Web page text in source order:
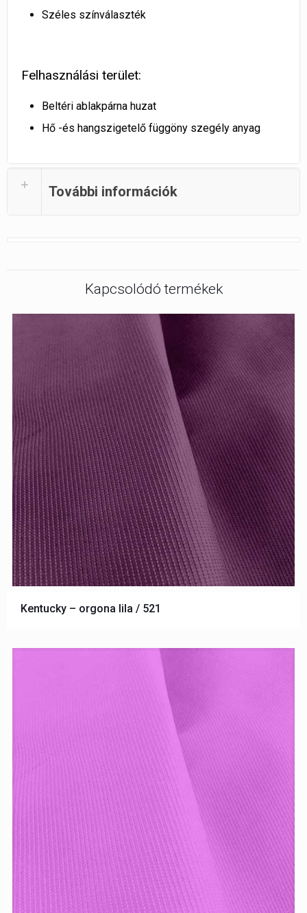
Széles színválaszték
Felhasználási terület:
Beltéri ablakpárna huzat
Hő -és hangszigetelő függöny szegély anyag
További információk
Kapcsolódó termékek
Kentucky – orgona lila / 521